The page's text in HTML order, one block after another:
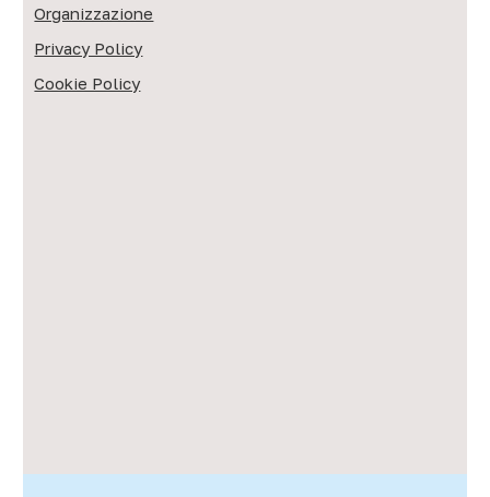
Organizzazione
Privacy Policy
Cookie Policy